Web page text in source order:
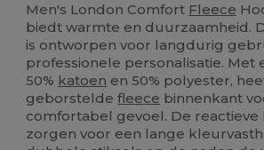
Men's London Comfort Fleece
biedt warmte en duurzaamheid.
is ontworpen voor langdurig
professionele personalisatie. Met
50% katoen en 50% polyester,
geborsteldefleece binnenkant
comfortabel gevoel. De
zorgen voor een lange